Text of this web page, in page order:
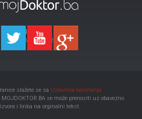
Ka-Agencija
2026 All Right Reserved
slažete se sa Uslovima korištenja
se može prenositi uz obavezno
i linka na orginalni tekst.